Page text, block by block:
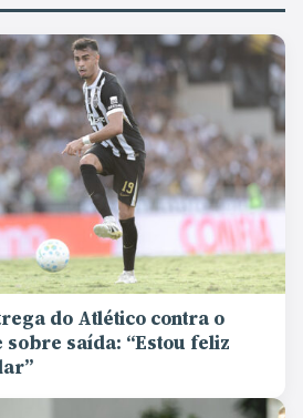
do Atlético contra o
sobre saída: “Estou feliz